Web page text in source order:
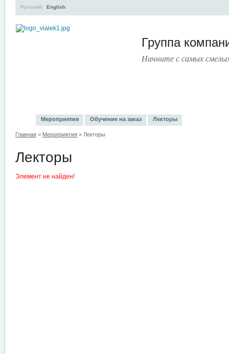
Группа
Начните с самых
Русский English
Мероприятия Обучение на заказ Лекторы
Главная > Мероприятия > Лекторы
Лекторы
Элемент не найден!